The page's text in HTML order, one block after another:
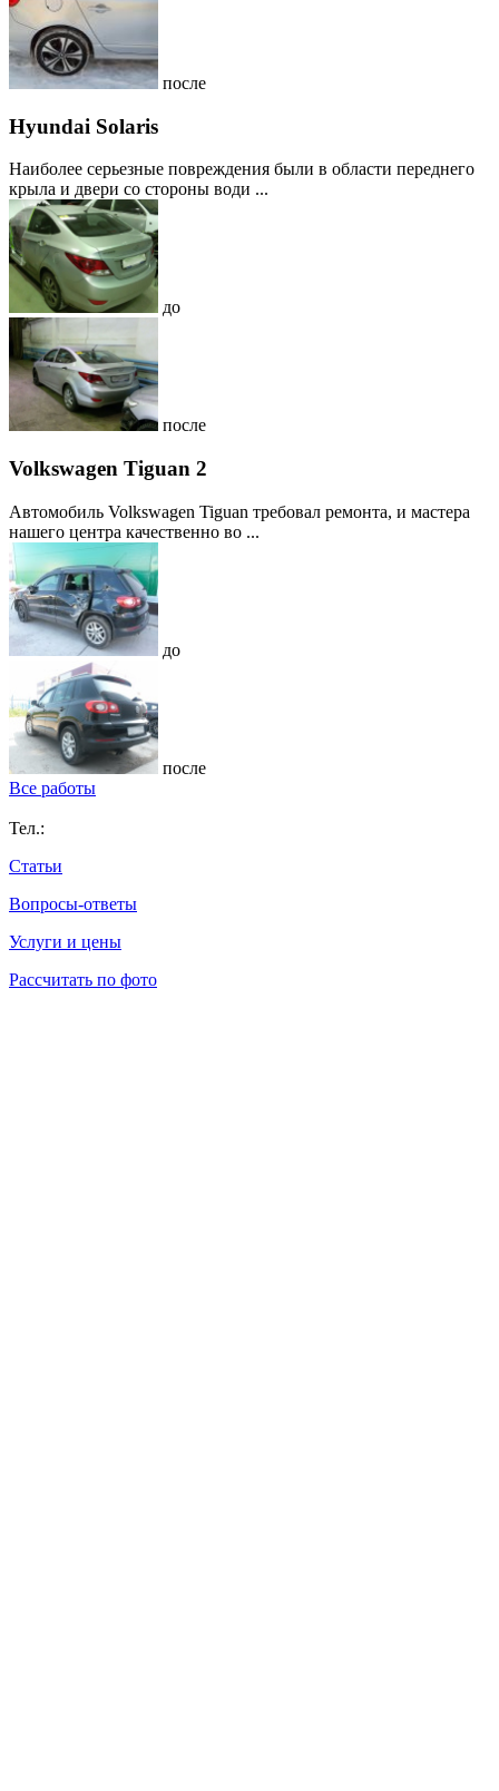
после
Hyundai Solaris
Наиболее серьезные повреждения были в области переднего
крыла и двери со стороны води ...
до
после
Volkswagen Tiguan 2
Автомобиль Volkswagen Tiguan требовал ремонта, и мастера
нашего центра качественно во ...
до
после
Все работы
Тел.:
Статьи
Вопросы-ответы
Услуги и цены
Рассчитать по фото